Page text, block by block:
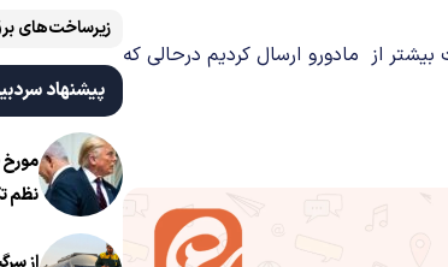
از مادورو ارسال کردیم درحالی که
زیرساخت‌های
ایران است
پیشنهاد
مورخ
نظم